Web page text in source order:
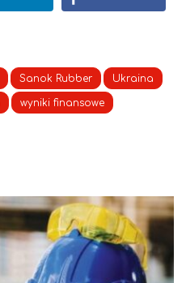
Sanok Rubber Ukraina
wyniki finansowe